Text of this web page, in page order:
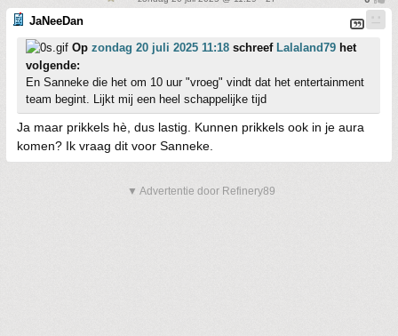
JaNeeDan
Op zondag 20 juli 2025 11:18 schreef Lalaland79 het
volgende:
En Sanneke die het om 10 uur "vroeg" vindt dat het entertainment
team begint. Lijkt mij een heel schappelijke tijd
Ja maar prikkels hè, dus lastig. Kunnen prikkels ook in je aura
komen? Ik vraag dit voor Sanneke.
▼ Advertentie door Refinery89